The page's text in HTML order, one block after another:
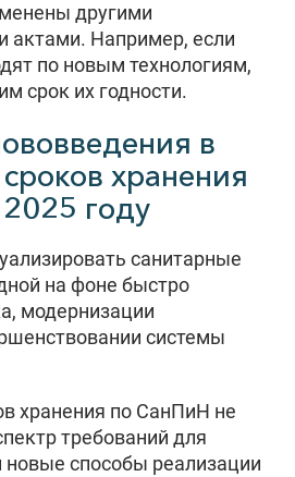
другими
актами. Например, если
по новым технологиям,
срок их годности.
в
хранения
году
санитарные
на фоне быстро
модернизации
системы
хранения по СанПиН не
требований для
новые способы реализации